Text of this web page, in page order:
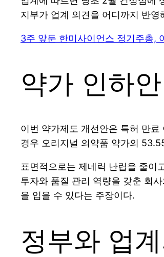
지부가 업계 의견을 어디까지 반
3주 앞둔 한미사이언스 정기주총,
약가 인하
이번 약가제도 개선안은 특허 만
경우 오리지널 의약품 약가의
표면적으로는 제네릭 난립을 줄이
투자와 품질 관리 역량을 갖춘 회
을 입을 수 있다는 주장이다.
정부와 업